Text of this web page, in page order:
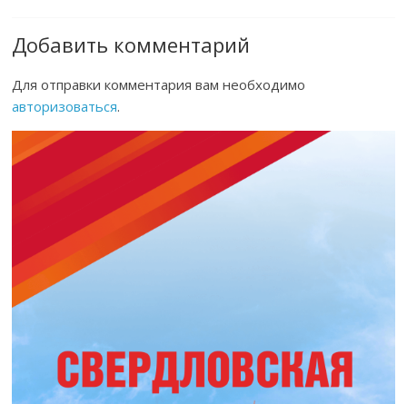
Добавить комментарий
Для отправки комментария вам необходимо
авторизоваться.